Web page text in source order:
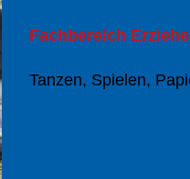
Fachbereich
Tanzen, Spielen,